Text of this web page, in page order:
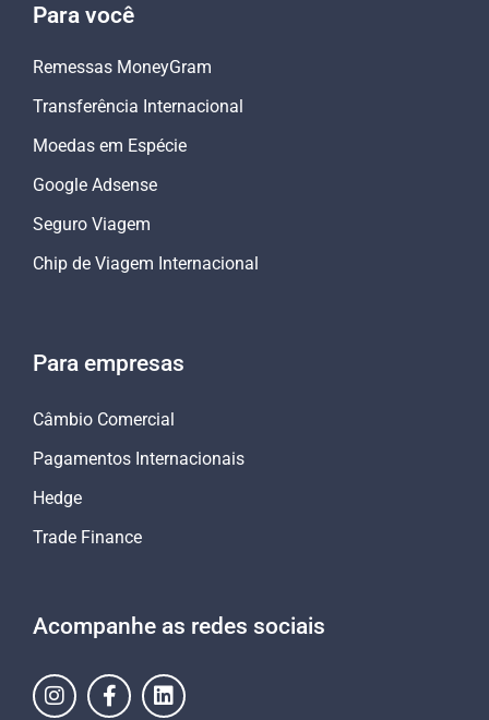
Para você
Remessas MoneyGram
Transferência Internacional
Moedas em Espécie
Google Adsense
Seguro Viagem
Chip de Viagem Internacional
Para empresas
Câmbio Comercial
Pagamentos Internacionais
Hedge
Trade Finance
Acompanhe as redes sociais